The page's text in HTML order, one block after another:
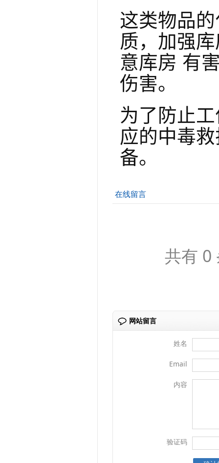
这类物品
质，加强
意库房 有
伤害。
为了防止
应的中毒
备。
在线留言
共有 0
网站留言
姓名
Email
内容
验证码